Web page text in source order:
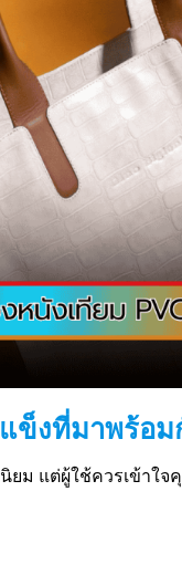
แข็งที่มาพร้อ
นิยม แต่ผู้ใช้ควรเข้า